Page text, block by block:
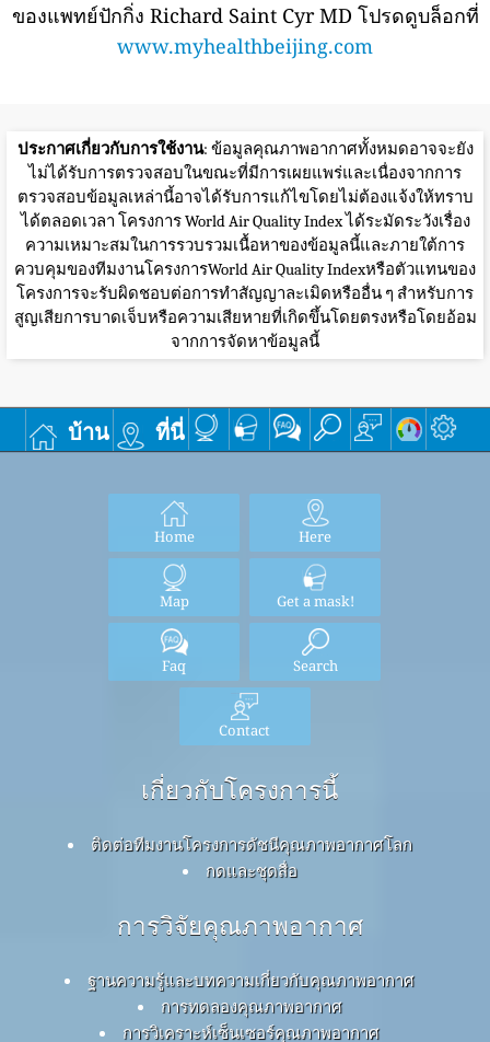
ของแพทย์ปักกิ่ง Richard Saint Cyr MD โปรดดูบล็อกที่
www.myhealthbeijing.com
ประกาศเกี่ยวกับการใช้งาน: ข้อมูลคุณภาพอากาศทั้งหมดอาจจะยัง
ไม่ได้รับการตรวจสอบในขณะที่มีการเผยแพร่และเนื่องจากการ
ตรวจสอบข้อมูลเหล่านี้อาจได้รับการแก้ไขโดยไม่ต้องแจ้งให้ทราบ
ได้ตลอดเวลา โครงการ World Air Quality Index ได้ระมัดระวังเรื่อง
ความเหมาะสมในการรวบรวมเนื้อหาของข้อมูลนี้และภายใต้การ
ควบคุมของทีมงานโครงการWorld Air Quality Indexหรือตัวแทนของ
โครงการจะรับผิดชอบต่อการทำสัญญาละเมิดหรืออื่น ๆ สำหรับการ
สูญเสียการบาดเจ็บหรือความเสียหายที่เกิดขึ้นโดยตรงหรือโดยอ้อม
จากการจัดหาข้อมูลนี้
บ้าน ที่นี่
Home Here
Map Get a mask!
Faq Search
Contact
เกี่ยวกับโครงการนี้
ติดต่อทีมงานโครงการดัชนีคุณภาพอากาศโลก
กดและชุดสื่อ
การวิจัยคุณภาพอากาศ
ฐานความรู้และบทความเกี่ยวกับคุณภาพอากาศ
การทดลองคุณภาพอากาศ
การวิเคราะห์เซ็นเซอร์คุณภาพอากาศ